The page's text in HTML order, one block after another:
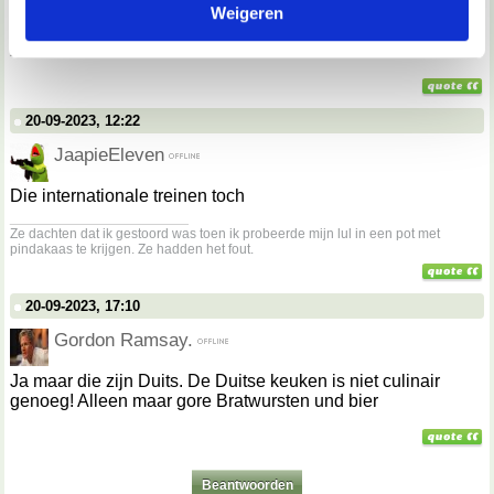
verzameld op basis van jouw gebruik van hun services.
Weigeren
zal ik ook eens met de trein reizen.
20-09-2023, 12:22
JaapieEleven
Die internationale treinen toch
Ze dachten dat ik gestoord was toen ik probeerde mijn lul in een pot met
pindakaas te krijgen. Ze hadden het fout.
20-09-2023, 17:10
Gordon Ramsay.
Ja maar die zijn Duits. De Duitse keuken is niet culinair
genoeg! Alleen maar gore Bratwursten und bier
Beantwoorden